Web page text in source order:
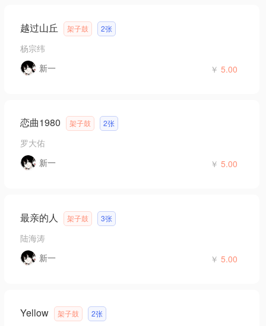
越过山丘 架子鼓 2张
杨宗纬
新一
￥ 5.00
恋曲1980 架子鼓 2张
罗大佑
新一
￥ 5.00
最亲的人 架子鼓 3张
陆海涛
新一
￥ 5.00
Yellow 架子鼓 2张